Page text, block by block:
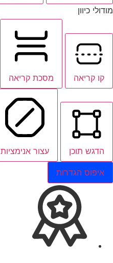
מודולי כיוון
קו קריאה מסכת קריאה
הדגש תוכן עצור אנימציות
איפוס הגדרות